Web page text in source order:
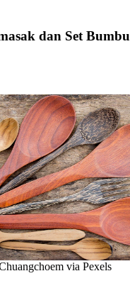
dan Set Bumbu
via Pexels